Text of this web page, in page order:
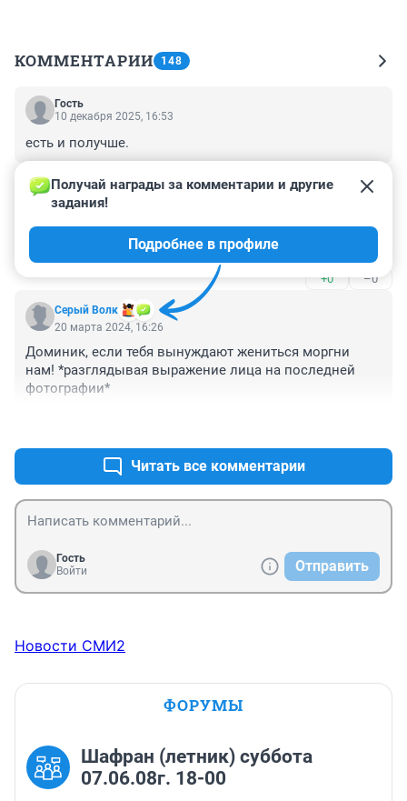
КОММЕНТАРИИ 148
Гость
10 декабря 2025, 16:53
есть и получше.
–0
Гость
Ядрен батон, да кого эта "тайна" интересует?
+0 –0
Серый Волк
Получай награды за комментарии и другие
задания!
Подробнее в профиле
20 марта 2024, 16:26
Доминик, если тебя вынуждают жениться моргни
нам! *разглядывая выражение лица на последней
фотографии*
Читать все комментарии
Гость
Войти
Отправить
Новости СМИ2
ФОРУМЫ
Шафран (летник) суббота
07.06.08г. 18-00